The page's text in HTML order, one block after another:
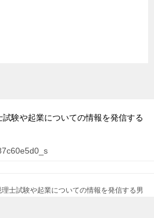
験や起業についての情報を発信する
士試験や起業についての情報を発信する男